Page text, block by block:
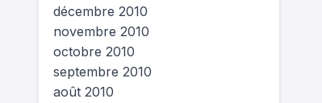
décembre 2010
novembre 2010
octobre 2010
septembre 2010
août 2010